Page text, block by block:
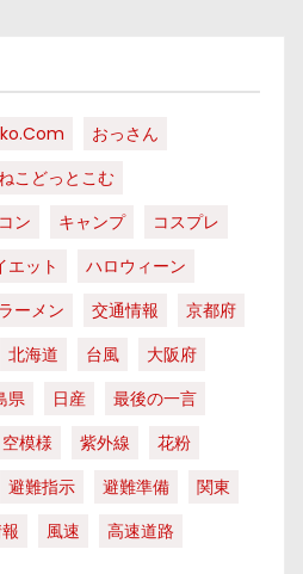
おっさん
こどっとこむ
ン キャンプ
コスプレ
エット
ハロウィーン
ラーメン 交通情報
京都府
北海道 台風
大阪府
県 日産
最後の一言
空模様 紫外線
花粉
避難指示 避難準備
関東
風速 高速道路